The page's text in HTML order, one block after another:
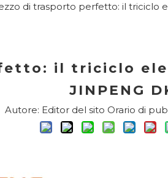
di trasporto perfetto: il triciclo
il triciclo
JINPENG
Editor del sito Orario di